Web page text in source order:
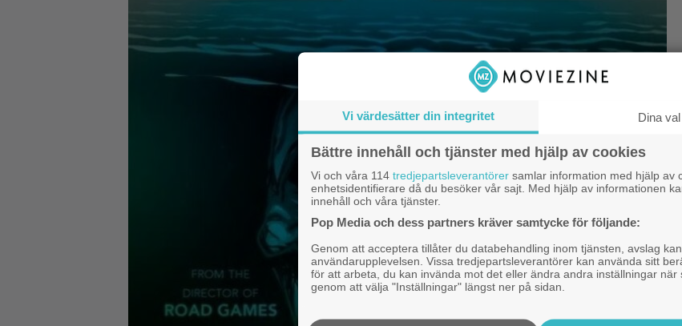
Vi värdesätter din integritet Dina val
Bättre innehåll och tjänster med hjälp av cookies
Vi och våra 114 tredjepartsleverantörer samlar information med hjälp av
enhetsidentifierare då du besöker vår sajt. Med hjälp av informationen
innehåll och våra tjänster.
Pop Media och dess partners kräver samtycke för följande:
Genom att acceptera tillåter du databehandling inom tjänsten, avslag
användarupplevelsen. Vissa tredjepartsleverantörer kan använda sitt
för att arbeta, du kan invända mot det eller ändra andra inställningar när
genom att välja "Inställningar" längst ner på sidan.